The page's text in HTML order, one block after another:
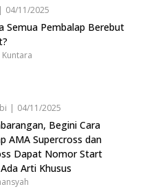
| 04/11/2025
Semua Pembalap Berebut
Kuntara
| 04/11/2025
Begini Cara
AMA Supercross dan
Dapat Nomor Start
Arti Khusus